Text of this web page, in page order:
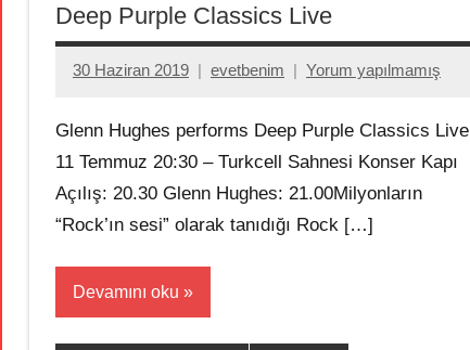
Deep Purple Classics Live
30 Haziran 2019 evetbenim Yorum yapılmamış
Glenn Hughes performs Deep Purple Classics Live
11 Temmuz 20:30 – Turkcell Sahnesi Konser Kapı
Açılış: 20.30 Glenn Hughes: 21.00Milyonların
“Rock’ın sesi” olarak tanıdığı Rock […]
Devamını oku